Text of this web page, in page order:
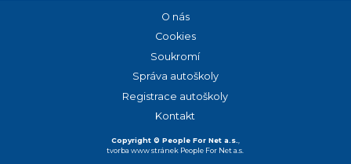
Copyright © People For Net a.s.,
tvorba www stránek People For Net a.s.
O nás
Cookies
Soukromí
Správa autoškoly
Registrace autoškoly
Kontakt